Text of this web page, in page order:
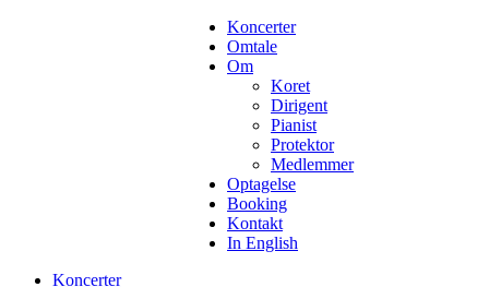
Koncerter
Omtale
Om
Koret
Dirigent
Pianist
Protektor
Medlemmer
Optagelse
Booking
Kontakt
In English
Koncerter